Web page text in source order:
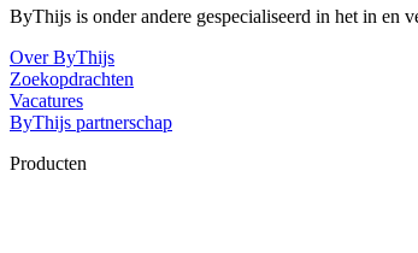
ByThijs is onder andere gespecialiseerd in het in en
Over ByThijs
Zoekopdrachten
Vacatures
ByThijs partnerschap
Producten